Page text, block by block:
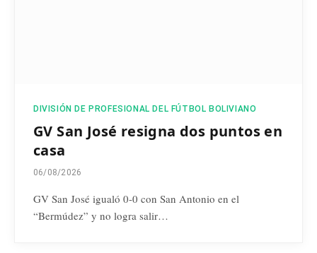
DIVISIÓN DE PROFESIONAL DEL FÚTBOL BOLIVIANO
GV San José resigna dos puntos en
casa
06/08/2026
GV San José igualó 0-0 con San Antonio en el
“Bermúdez” y no logra salir…